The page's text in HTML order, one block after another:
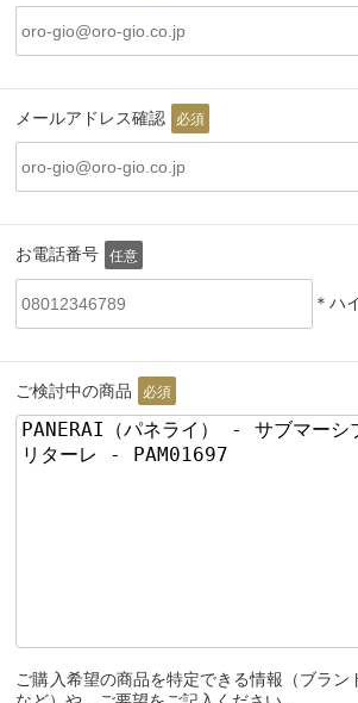
メールアドレス確認 必須
お電話番号 任意
＊ハ
ご検討中の商品 必須
ご購入希望の商品を特定できる情報（ブラン